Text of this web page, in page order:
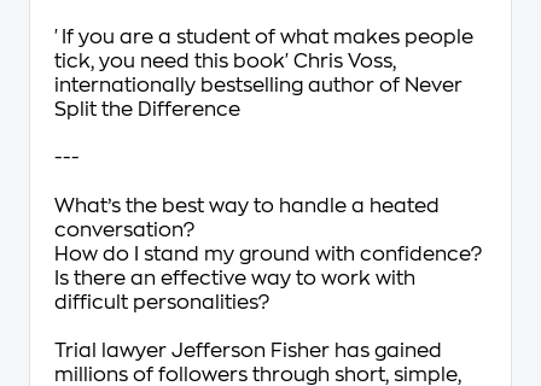
'If you are a student of what makes people
tick, you need this book' Chris Voss,
internationally bestselling author of Never
Split the Difference
---
What’s the best way to handle a heated
conversation?
How do I stand my ground with confidence?
Is there an effective way to work with
difficult personalities?
Trial lawyer Jefferson Fisher has gained
millions of followers through short, simple,